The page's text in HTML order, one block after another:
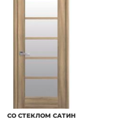
СО СТЕКЛОМ САТИН